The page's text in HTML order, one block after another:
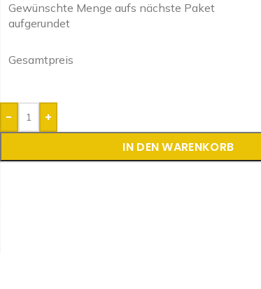
Gewünschte Menge aufs nächste Paket
aufgerundet
Gesamtpreis
-
+
IN DEN WARENKORB